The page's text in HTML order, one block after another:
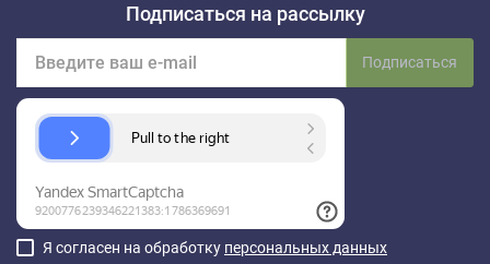
Подписаться на рассылку
Подписаться
Я согласен на обработку персональных данных